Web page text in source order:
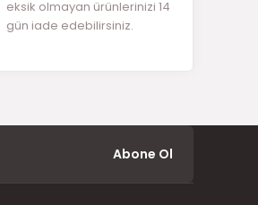
eksik olmayan ürünlerinizi 14
gün iade edebilirsiniz.
Abone Ol